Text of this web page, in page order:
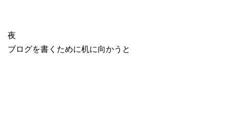
夜
ブログを書くために机に向かうと